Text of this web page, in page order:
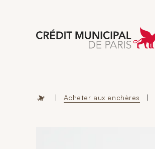
| Acheter aux enchères |